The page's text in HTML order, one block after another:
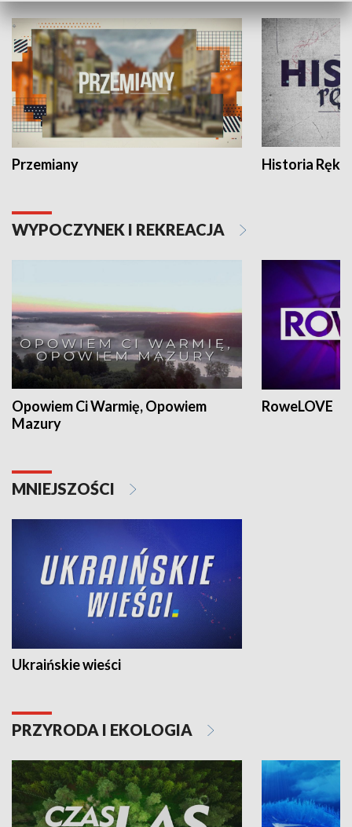
Przemiany Historia Ręką
WYPOCZYNEK I REKREACJA
Opowiem Ci Warmię, Opowiem
Mazury
RoweLOVE
MNIEJSZOŚCI
Ukraińskie wieści
PRZYRODA I EKOLOGIA